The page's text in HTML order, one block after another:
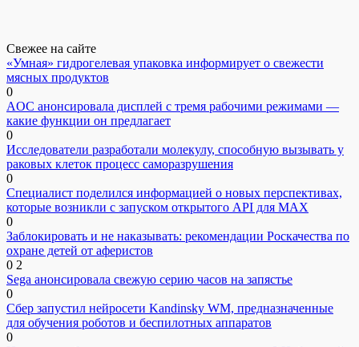
Свежее на сайте
«Умная» гидрогелевая упаковка информирует о свежести
мясных продуктов
0
AOC анонсировала дисплей с тремя рабочими режимами —
какие функции он предлагает
0
Исследователи разработали молекулу, способную вызывать у
раковых клеток процесс саморазрушения
0
Специалист поделился информацией о новых перспективах,
которые возникли с запуском открытого API для МАХ
0
Заблокировать и не наказывать: рекомендации Роскачества по
охране детей от аферистов
0 2
Sega анонсировала свежую серию часов на запястье
0
Сбер запустил нейросети Kandinsky WM, предназначенные
для обучения роботов и беспилотных аппаратов
0